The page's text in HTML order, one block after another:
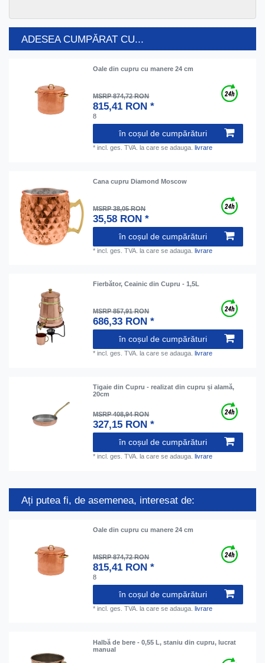
ADESEA CUMPĂRAT CU...
Oale din cupru cu manere 24 cm
MSRP 874,72 RON
815,41 RON *
8
în coșul de cumpărături
*incl. ges. TVA. la care se adauga.livrare
Cana cupru Diamond Moscow
MSRP 38,05 RON
35,58 RON *
în coșul de cumpărături
*incl. ges. TVA. la care se adauga.livrare
Fierbător, Ceainic din Cupru - 1,5L
MSRP 857,91 RON
686,33 RON *
în coșul de cumpărături
*incl. ges. TVA. la care se adauga. livrare
Tigaie din Cupru - realizat din cupru și alamă,
20cm
MSRP 408,94 RON
327,15 RON *
în coșul de cumpărături
*incl. ges. TVA. la care se adauga.livrare
Ați putea fi, de asemenea, interesat de:
Oale din cupru cu manere 24 cm
MSRP 874,72 RON
815,41 RON *
8
în coșul de cumpărături
*incl. ges. TVA. la care se adauga.livrare
Halbă de bere - 0,55 L, staniu din cupru, lucrat
manual